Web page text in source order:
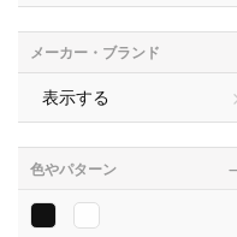
メーカー・ブランド
表示する
色やパターン